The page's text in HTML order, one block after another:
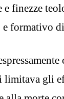
finezze
formativo
limitava gli